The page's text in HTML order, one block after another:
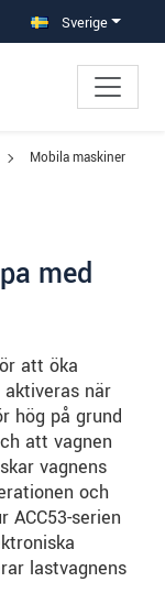
Sverige
Mobila maskiner
med
att öka
när
hög på grund
att vagnen
vagnens
och
serien
lastvagnens